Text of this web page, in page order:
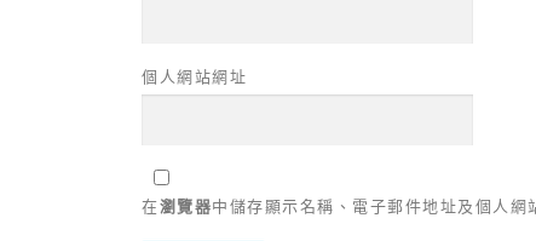
個人網站網址
在瀏覽器中儲存顯示名稱、電子郵件地址及個人網